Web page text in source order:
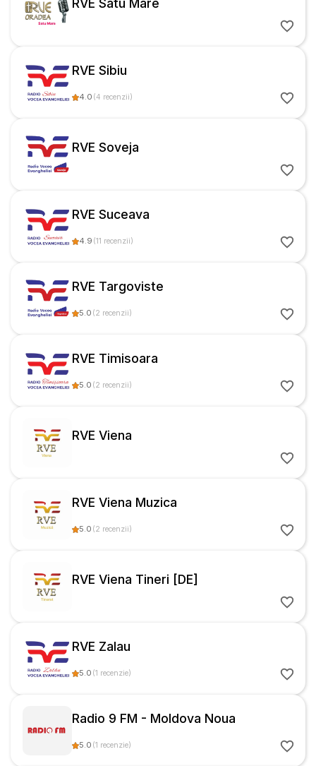
RVE Sibiu
4.0 (4 recenzii)
RVE Soveja
RVE Suceava
4.9 (11 recenzii)
RVE Targoviste
5.0 (2 recenzii)
RVE Timisoara
5.0 (2 recenzii)
RVE Viena
RVE Viena Muzica
5.0 (2 recenzii)
RVE Viena Tineri [DE]
RVE Zalau
5.0 (1 recenzie)
Radio 9 FM - Moldova Noua
5.0 (1 recenzie)